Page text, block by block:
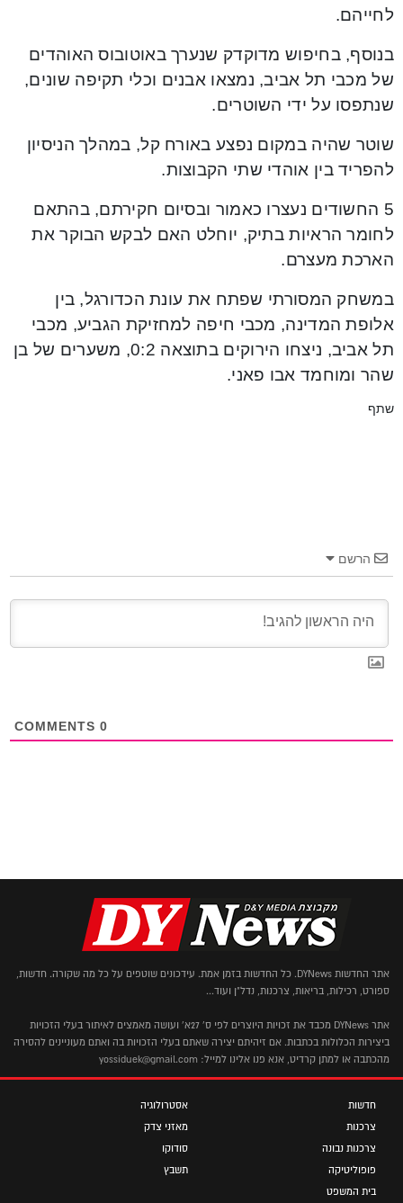
לחייהם.
בנוסף, בחיפוש מדוקדק שנערך באוטובוס האוהדים
של מכבי תל אביב, נמצאו אבנים וכלי תקיפה שונים,
שנתפסו על ידי השוטרים.
שוטר שהיה במקום נפצע באורח קל, במהלך הניסיון
להפריד בין אוהדי שתי הקבוצות.
5 החשודים נעצרו כאמור ובסיום חקירתם, בהתאם
לחומר הראיות בתיק, יוחלט האם לבקש הבוקר את
הארכת מעצרם.
במשחק המסורתי שפתח את עונת הכדורגל, בין
אלופת המדינה, מכבי חיפה למחזיקת הגביע, מכבי
תל אביב, ניצחו הירוקים בתוצאה 0:2, משערים של בן
שהר ומוחמד אבו פאני.
שתף
הרשם
0
אתר החדשות DYNews. כל החדשות בזמן אמת. עידכונים שוטפים על כל מה שקורה. חדשות,
ספורט, רכילות, בריאות, צרכנות, נדל"ן ועוד...
אתר DYNews מכבד את זכויות היוצרים לפי ס' 27א' ועושה מאמצים לאיתור בעלי הזכויות
ביצירות הכלולות בכתבות. אם זיהיתם יצירה שאתם בעלי הזכויות בה ואתם מעוניינים להסירה
מהכתבה או למתן קרדיט, אנא פנו אלינו למייל: yossiduek@gmail.com
חדשות
צרכנות
צרכנות נבונה
פופוליטיקה
בית המשפט
אסטרולוגיה
מאזני צדק
סודוקו
תשבץ